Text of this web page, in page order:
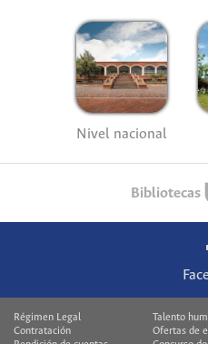
Nivel nacional
Bibliotecas
Régimen Legal
Talento
Contratación
Ofertas de